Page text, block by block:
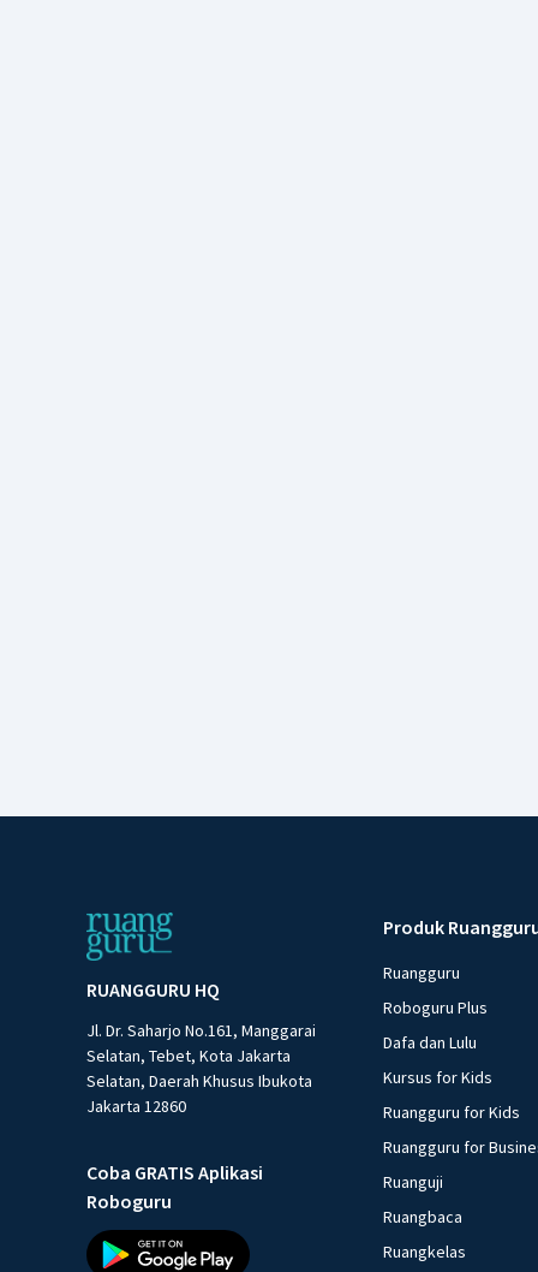
RUANGGURU HQ
Jl. Dr. Saharjo No.161, Manggarai
Selatan, Tebet, Kota Jakarta
Selatan, Daerah Khusus Ibukota
Jakarta 12860
Coba GRATIS Aplikasi
Roboguru
Produk
Ruangguru
Roboguru Plus
Dafa dan Lulu
Kursus for Kids
Ruangguru for Kids
Ruangguru for
Ruanguji
Ruangbaca
Ruangkelas